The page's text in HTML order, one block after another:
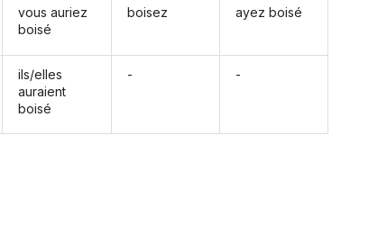
vous auriez
boisé
ils/elles
auraient
boisé
boisez
-
ayez boisé
-